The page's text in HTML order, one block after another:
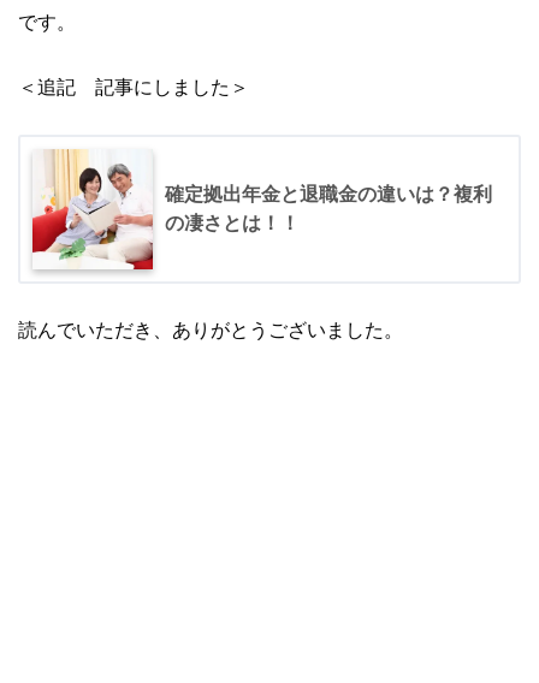
です。
＜追記 記事にしました＞
確定拠出年金と退職金の違いは？複利
の凄さとは！！
読んでいただき、ありがとうございました。